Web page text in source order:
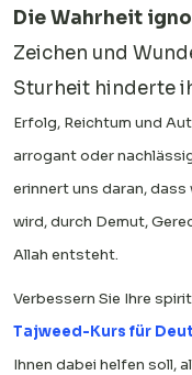
Die Wahrheit
Zeichen und
Sturheit hinderte
Erfolg, Reichtum und
arrogant oder
erinnert uns daran, dass
wird, durch Demut,
Allah entsteht.
Verbessern Sie Ihre
Tajweed-Kurs für
Ihnen dabei helfen soll,